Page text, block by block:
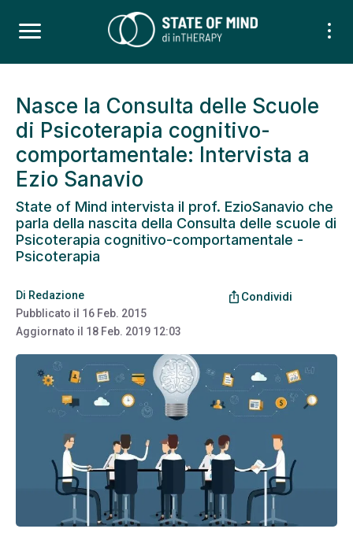
Nasce la Consulta delle Scuole
di Psicoterapia cognitivo-
comportamentale: Intervista a
Ezio Sanavio
State of Mind intervista il prof. EzioSanavio che
parla della nascita della Consulta delle scuole di
Psicoterapia cognitivo-comportamentale -
Psicoterapia
Di Redazione
Pubblicato il 16 Feb. 2015
Aggiornato il 18 Feb. 2019 12:03
ios_share Condividi